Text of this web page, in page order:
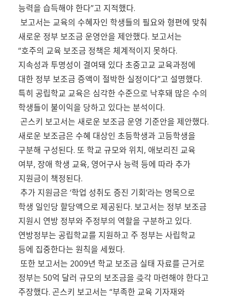
능력을 습득해야 한다”고 지적했다.
보고서는 교육의 수혜자인 학생들의 필요와 형편에 맞춰
새로운 정부 보조금 운영안을 제안했다. 보고서는
“호주의 교육 보조금 정책은 체계적이지 못하다.
지속성과 투명성이 결여돼 있다 초중고교 교육과정에
대한 정부 보조금 증액이 절박한 실정이다”고 설명했다.
특히 공립학교 교육은 심각한 수준으로 낙후돼 많은 수의
학생들이 불이익을 당하고 있다는 분석이다.
곤스키 보고서는 새로운 보조금 운영 기준안을 제안했다.
새로운 보조금은 수혜 대상인 초등학생과 고등학생을
구분해 구성된다. 또 학교 규모와 위치, 애보리진 교육
여부, 장애 학생 교육, 영어구사 능력 등에 따라 추가
지원금이 책정된다.
추가 지원금은 ‘학업 성취도 증진 기회’라는 명목으로
학생 일인당 할당액으로 제공된다. 보고서는 정부 보조금
지원시 연방 정부와 주정부의 역할을 구분하고 있다.
연방정부는 공립학교를 지원하고 주 정부는 사립학교
등에 집중한다는 원칙을 세웠다.
또한 보고서는 2009년 학교 보조금 실태 자료를 근거로
정부는 50억 달러 규모의 보조금을 즞각 마련해야 한다고
주장했다. 곤스키 보고서는 “부족한 교육 기자재와